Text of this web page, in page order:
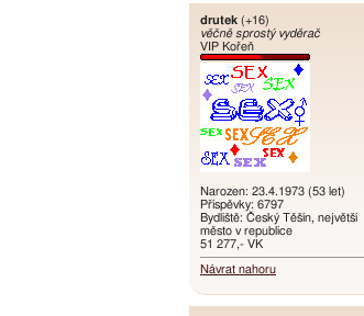
drutek (+16)
věčně sprostý vyděrač
VIP Kořeň
Narozen: 23.4.1973 (53 let)
Příspěvky: 6797
Bydliště: Český Těšín, největší
město v republice
51 277,- VK
Návrat nahoru